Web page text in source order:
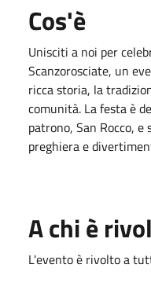
Cos'è
Unisciti a noi per
Scanzorosciate, un
ricca storia, la
comunità. La festa è
patrono, San Rocco, e
preghiera e
A chi è
L'evento è rivolto a